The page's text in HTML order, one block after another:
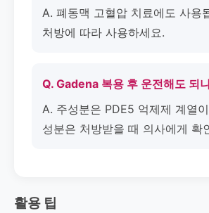
A. 폐동맥 고혈압 치료에도 사용
처방에 따라 사용하세요.
Q. Gadena 복용 후 운전해도 되
A. 주성분은 PDE5 억제제 계열
성분은 처방받을 때 의사에게 확
활용 팁